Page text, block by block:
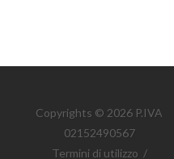
Copyrights © 2026 P.IVA
02152490567
Termini di utilizzo /